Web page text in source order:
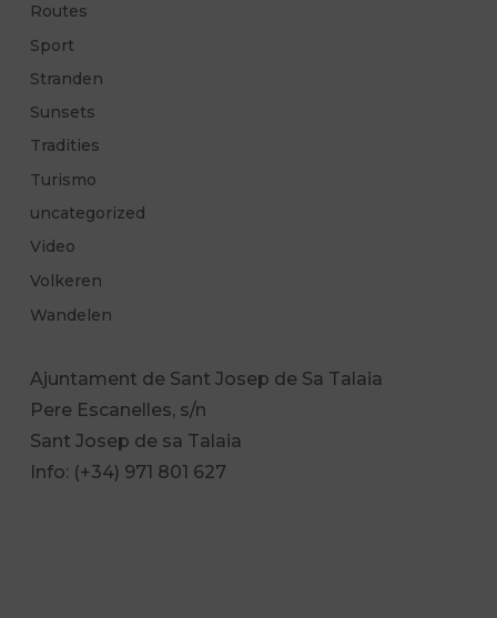
Routes
Sport
Stranden
Sunsets
Tradities
Turismo
uncategorized
Video
Volkeren
Wandelen
Ajuntament de Sant Josep de Sa Talaia
Pere Escanelles, s/n
Sant Josep de sa Talaia
Info: (+34) 971 801 627